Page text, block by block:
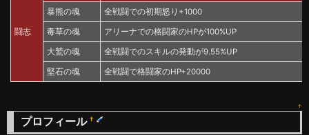
闘志
暴熊の魂 全戦闘での初期怒り+1000
毒草の魂 アリーナでの格闘家のHPが100%UP
大鷲の魂 全戦闘でのスキルの発動が9.55%UP
堅石の魂 全戦闘で格闘家のHP+20000
↑
プロフィール †